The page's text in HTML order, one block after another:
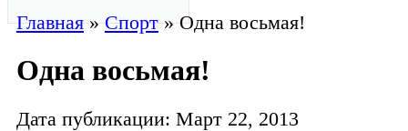
Главная»Спорт» Одна восьмая!
Одна восьмая!
Дата публикации: Март 22, 2013